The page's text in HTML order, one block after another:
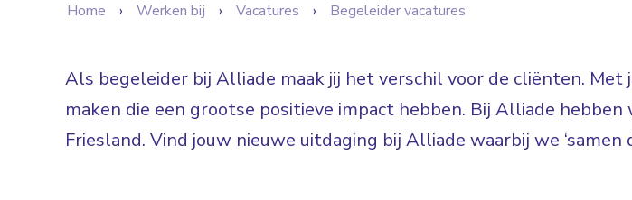
Home Werken bij Vacatures Begeleider vacatures
Als begeleider bij Alliade maak jij het verschil voor de cliënten. Met
maken die een grootse positieve impact hebben. Bij Alliade
Friesland. Vind jouw nieuwe uitdaging bij Alliade waarbij we ‘samen